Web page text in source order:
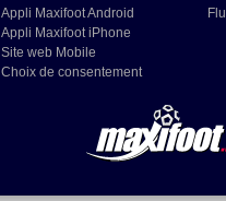
Appli Maxifoot Android
Appli Maxifoot iPhone
Site web Mobile
Choix de consentement